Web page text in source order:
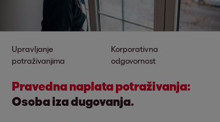
Upravljanje
potraživanjima
Korporativna
odgovornost
Pravedna naplata potraživanja:
Osoba iza dugovanja.